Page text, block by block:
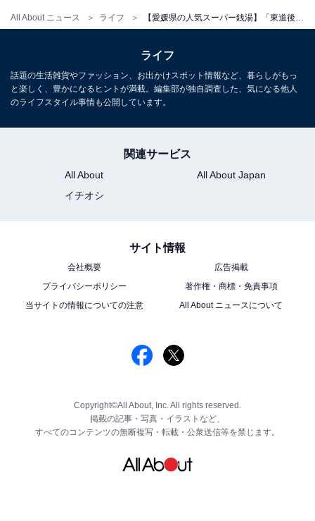
All About ニュース ライフ
ライフ
話題の生活雑貨やファッション、お出かけスポット情報など、暮らしがもっ
と楽しく、豊かになるヒントが満載。編集部が独自調査した、気になる他人
のライフスタイル事情も公開しています。
関連サービス
All About
All About Japan
イチオシ
サイト情報
会社概要
広告掲載
プライバシーポリシー
著作権・商標・免責事項
当サイトの情報についての注意
All About ニュースについて
Copyright©All About, Inc. All rights reserved.
掲載の記事・写真・イラストなど、
すべてのコンテンツの無断複写・転載・公衆送信等を禁じます。